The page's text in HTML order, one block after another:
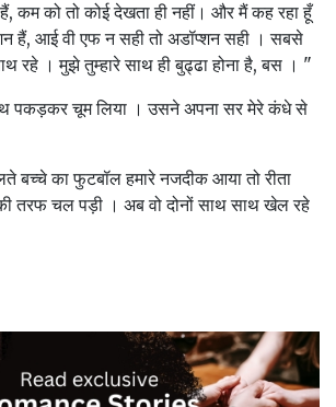
हैं, कम को तो कोई देखता ही नहीं। और मैं कह रहा हूँ
हैं, आई वी एफ न सही तो अडॉप्शन सही । सबसे
रहे । मुझे तुम्हारे साथ ही बुढ्ढा होना है, बस । "
पकड़कर चूम लिया । उसने अपना सर मेरे कंधे से
बच्चे का फुटबॉल हमारे नजदीक आया तो रीता
तरफ चल पड़ी । अब वो दोनों साथ साथ खेल रहे